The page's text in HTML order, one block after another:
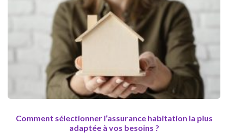
Comment sélectionner l’assurance habitation la plus
adaptée à vos besoins ?